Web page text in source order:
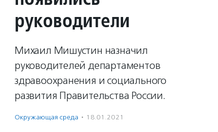
руководители
Михаил Мишустин назначил
руководителей департаментов
здравоохранения и социального
развития Правительства России.
Окружающая среда · 18.01.2021